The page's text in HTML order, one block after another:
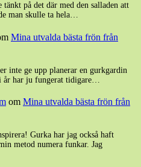
på det där med den salladen att
man skulle ta hela…
Mina utvalda bästa frön från
inte ge upp planerar en gurkgardin
har ju fungerat tidigare…
om Mina utvalda bästa frön från
Gurka har jag också haft
metod numera funkar. Jag